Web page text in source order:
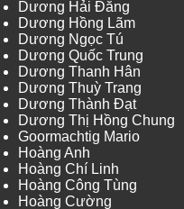
Dương Hải Đăng
Dương Hồng Lãm
Dương Ngọc Tú
Dương Quốc Trung
Dương Thanh Hân
Dương Thuỳ Trang
Dương Thành Đạt
Dương Thị Hồng Chung
Goormachtig Mario
Hoàng Anh
Hoàng Chí Linh
Hoàng Công Tùng
Hoàng Cường